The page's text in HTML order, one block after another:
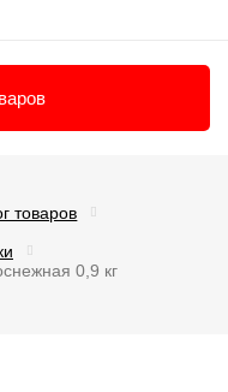
товаров
0,9 кг